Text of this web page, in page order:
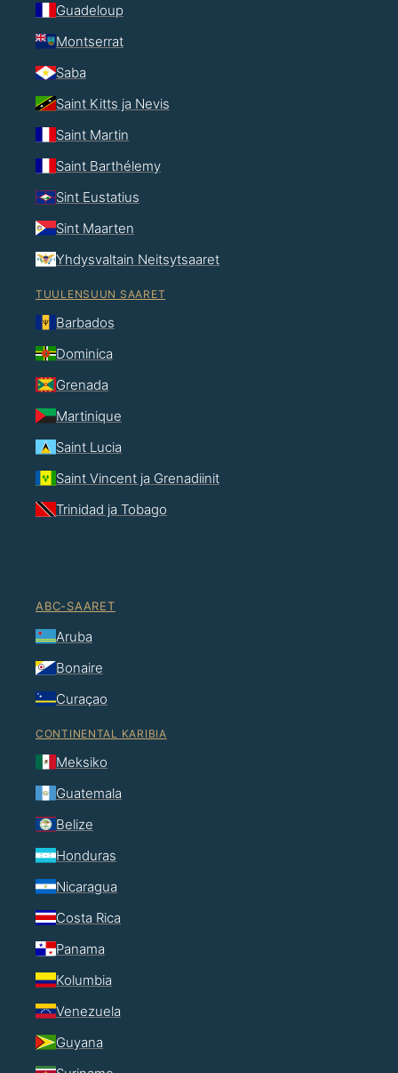
Guadeloup
Montserrat
Saba
Saint Kitts ja Nevis
Saint Martin
Saint Barthélemy
Sint Eustatius
Sint Maarten
Yhdysvaltain Neitsytsaaret
TUULENSUUN SAARET
Barbados
Dominica
Grenada
Martinique
Saint Lucia
Saint Vincent ja Grenadiinit
Trinidad ja Tobago
ABC-SAARET
Aruba
Bonaire
Curaçao
CONTINENTAL KARIBIA
Meksiko
Guatemala
Belize
Honduras
Nicaragua
Costa Rica
Panama
Kolumbia
Venezuela
Guyana